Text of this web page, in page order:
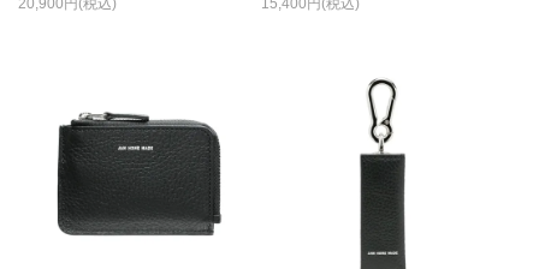
20,900 15,400